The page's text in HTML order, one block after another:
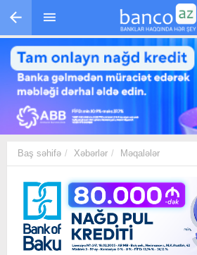
Skip to main content
Baş səhifə Xəbərlər Məqalələr